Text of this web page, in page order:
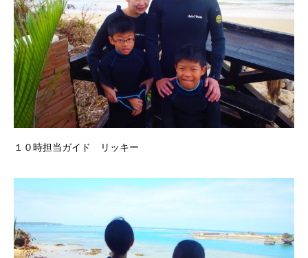
１０時担当ガイド リッキー